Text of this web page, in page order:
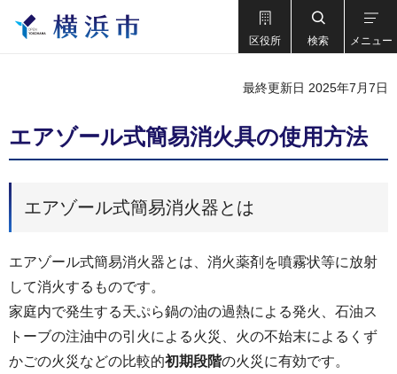
区役所 検索 メニュー
最終更新日 2025年7月7日
エアゾール式簡易消火具の使用方法
エアゾール式簡易消火器とは
エアゾール式簡易消火器とは、消火薬剤を噴霧状等に放射
して消火するものです。
家庭内で発生する天ぷら鍋の油の過熱による発火、石油ス
トーブの注油中の引火による火災、火の不始末によるくず
かごの火災などの比較的初期段階の火災に有効です。